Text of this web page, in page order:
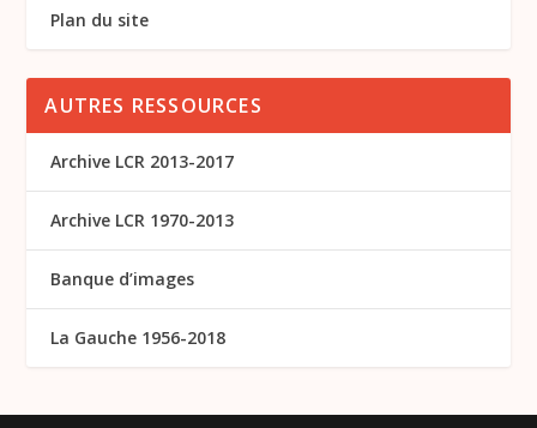
Plan du site
AUTRES RESSOURCES
Archive LCR 2013-2017
Archive LCR 1970-2013
Banque d’images
La Gauche 1956-2018